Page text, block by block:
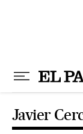
Javier